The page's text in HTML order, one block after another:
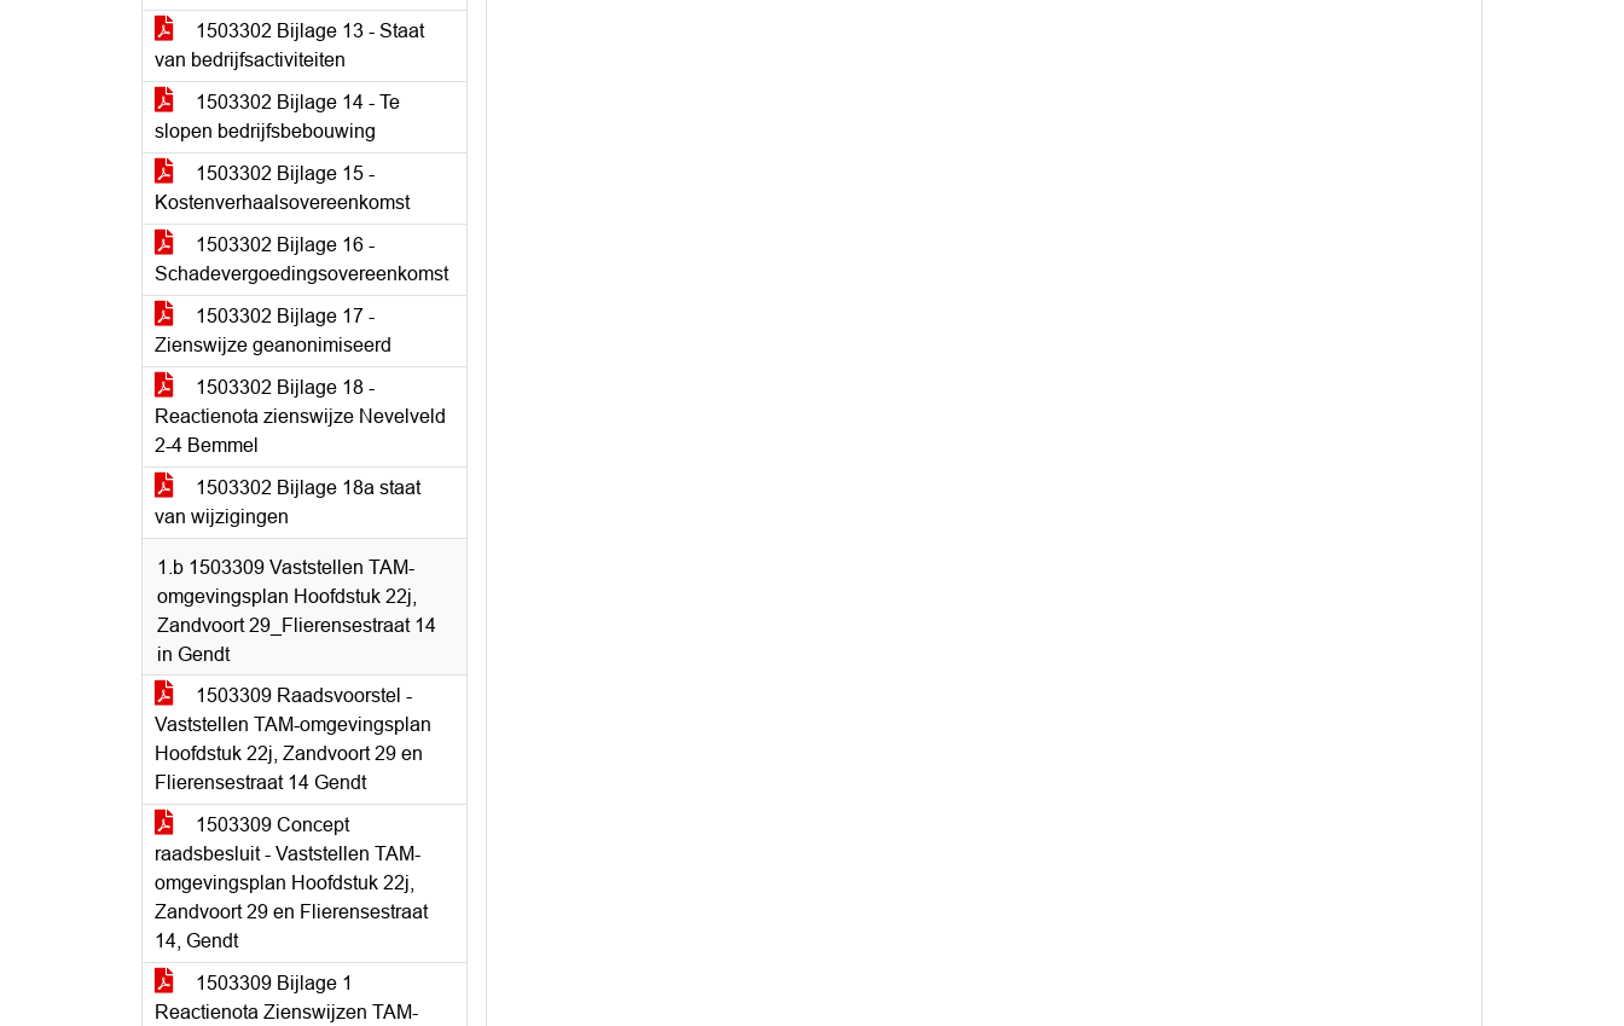
1503302 Bijlage 13 - Staat
van bedrijfsactiviteiten
1503302 Bijlage 14 - Te
slopen bedrijfsbebouwing
1503302 Bijlage 15 -
Kostenverhaalsovereenkomst
1503302 Bijlage 16 -
Schadevergoedingsovereenkomst
1503302 Bijlage 17 -
Zienswijze geanonimiseerd
1503302 Bijlage 18 -
Reactienota zienswijze Nevelveld
2-4 Bemmel
1503302 Bijlage 18a staat
van wijzigingen
1.b 1503309 Vaststellen TAM-
omgevingsplan Hoofdstuk 22j,
Zandvoort 29_Flierensestraat 14
in Gendt
1503309 Raadsvoorstel -
Vaststellen TAM-omgevingsplan
Hoofdstuk 22j, Zandvoort 29 en
Flierensestraat 14 Gendt
1503309 Concept
raadsbesluit - Vaststellen TAM-
omgevingsplan Hoofdstuk 22j,
Zandvoort 29 en Flierensestraat
14, Gendt
1503309 Bijlage 1
Reactienota Zienswijzen TAM-